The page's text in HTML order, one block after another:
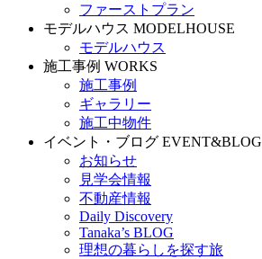
ファーストプラン
モデルハウス MODELHOUSE
モデルハウス
施工事例 WORKS
施工事例
ギャラリー
施工中物件
イベント・ブログ EVENT&BLOG
お知らせ
見学会情報
不動産情報
Daily Discovery
Tanaka’s BLOG
理想の暮らしを探す旅